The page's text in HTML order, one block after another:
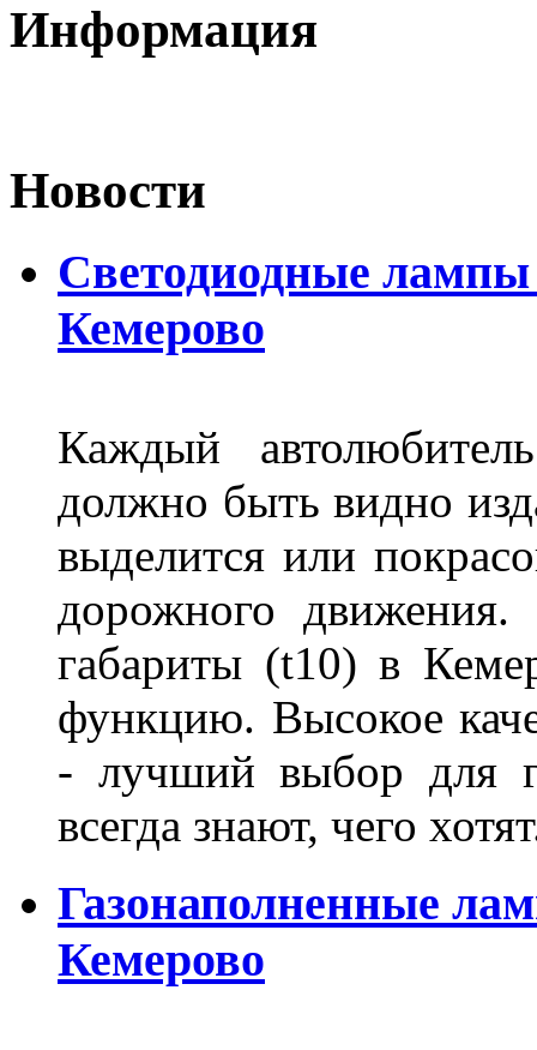
Информация
Новости
Светодиодные
Кемерово
Каждый
должно быть видно
выделится или
дорожного
габариты (t10) в
функцию. Высокое
- лучший выбор для
всегда знают, чего
Газонаполненные
Кемерово